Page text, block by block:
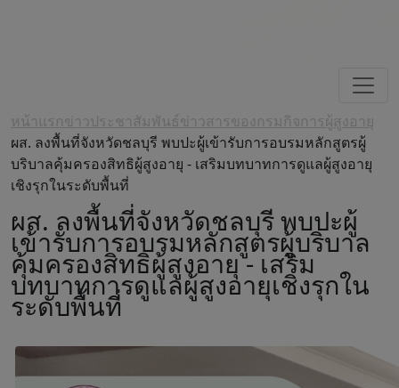
หน้าแรกข่าวประชาสัมพันธ์ข่าวสารของกรมกิจการผู้สูงอายุ
ผส. ลงพื้นที่จังหวัดชลบุรี พบปะผู้เข้ารับการอบรมหลักสูตรผู้
บริบาลคุ้มครองสิทธิผู้สูงอายุ - เสริมบทบาทการดูแลผู้สูงอายุ
เชิงรุกในระดับพื้นที่
ผส. ลงพื้นที่จังหวัดชลบุรี พบปะผู้
เข้ารับการอบรมหลักสูตรผู้บริบาล
คุ้มครองสิทธิผู้สูงอายุ - เสริม
บทบาทการดูแลผู้สูงอายุเชิงรุกใน
ระดับพื้นที่